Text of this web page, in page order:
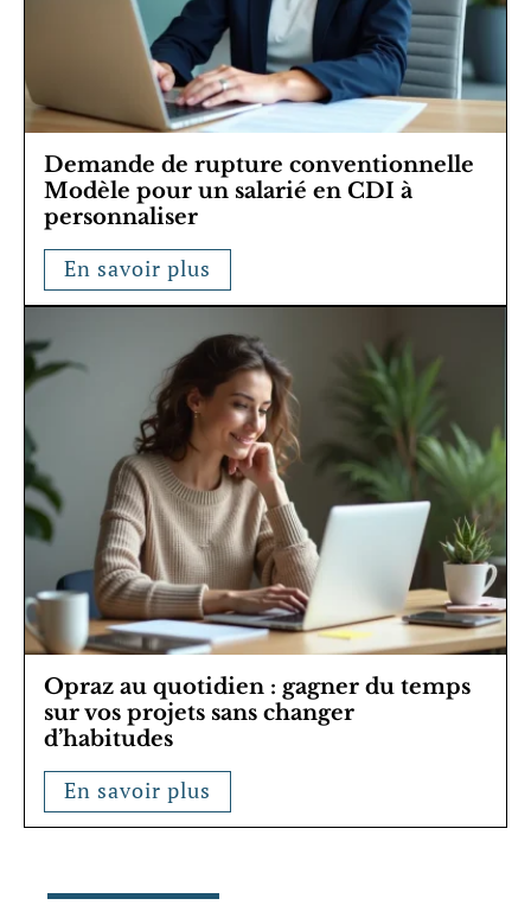
Demande de rupture conventionnelle
Modèle pour un salarié en CDI à
personnaliser
En savoir plus
Opraz au quotidien : gagner du temps
sur vos projets sans changer
d’habitudes
En savoir plus